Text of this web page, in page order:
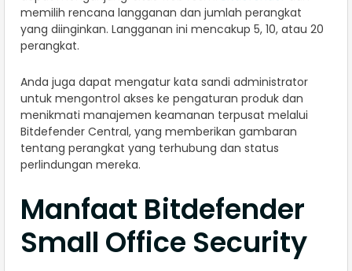
memilih rencana langganan dan jumlah perangkat
yang diinginkan. Langganan ini mencakup 5, 10, atau 20
perangkat.
Anda juga dapat mengatur kata sandi administrator
untuk mengontrol akses ke pengaturan produk dan
menikmati manajemen keamanan terpusat melalui
Bitdefender Central, yang memberikan gambaran
tentang perangkat yang terhubung dan status
perlindungan mereka.
Manfaat Bitdefender
Small Office Security